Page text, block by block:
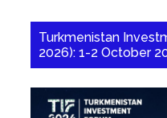
Turkmenistan
2026): 1-2 October